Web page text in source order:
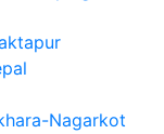
Nagarkot